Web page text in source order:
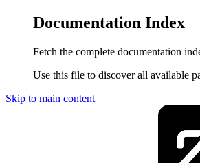
Documentation Index
Fetch the complete documentation
Use this file to discover all available
Skip to main content